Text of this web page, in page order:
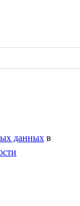
данных в